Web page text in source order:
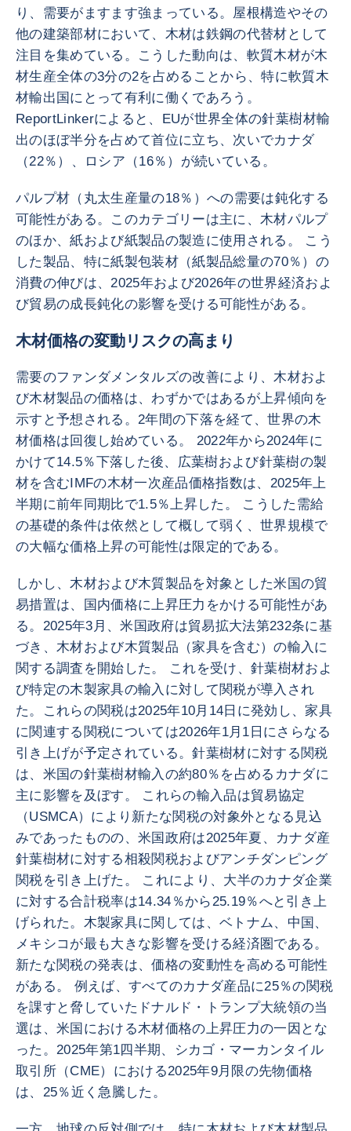
り、需要がますます強まっている。屋根構造やその
他の建築部材において、木材は鉄鋼の代替材として
注目を集めている。こうした動向は、軟質木材が木
材生産全体の3分の2を占めることから、特に軟質木
材輸出国にとって有利に働くであろう。
ReportLinkerによると、EUが世界全体の針葉樹材輸
出のほぼ半分を占めて首位に立ち、次いでカナダ
（22％）、ロシア（16％）が続いている。
パルプ材（丸太生産量の18％）への需要は鈍化する
可能性がある。このカテゴリーは主に、木材パルプ
のほか、紙および紙製品の製造に使用される。 こう
した製品、特に紙製包装材（紙製品総量の70％）の
消費の伸びは、2025年および2026年の世界経済およ
び貿易の成長鈍化の影響を受ける可能性がある。
木材価格の変動リスクの高まり
需要のファンダメンタルズの改善により、木材およ
び木材製品の価格は、わずかではあるが上昇傾向を
示すと予想される。2年間の下落を経て、世界の木
材価格は回復し始めている。 2022年から2024年に
かけて14.5％下落した後、広葉樹および針葉樹の製
材を含むIMFの木材一次産品価格指数は、2025年上
半期に前年同期比で1.5％上昇した。 こうした需給
の基礎的条件は依然として概して弱く、世界規模で
の大幅な価格上昇の可能性は限定的である。
しかし、木材および木質製品を対象とした米国の貿
易措置は、国内価格に上昇圧力をかける可能性があ
る。2025年3月、米国政府は貿易拡大法第232条に基
づき、木材および木質製品（家具を含む）の輸入に
関する調査を開始した。 これを受け、針葉樹材およ
び特定の木製家具の輸入に対して関税が導入され
た。これらの関税は2025年10月14日に発効し、家具
に関連する関税については2026年1月1日にさらなる
引き上げが予定されている。針葉樹材に対する関税
は、米国の針葉樹材輸入の約80％を占めるカナダに
主に影響を及ぼす。 これらの輸入品は貿易協定
（USMCA）により新たな関税の対象外となる見込
みであったものの、米国政府は2025年夏、カナダ産
針葉樹材に対する相殺関税およびアンチダンピング
関税を引き上げた。 これにより、大半のカナダ企業
に対する合計税率は14.34％から25.19％へと引き上
げられた。木製家具に関しては、ベトナム、中国、
メキシコが最も大きな影響を受ける経済圏である。
新たな関税の発表は、価格の変動性を高める可能性
がある。 例えば、すべてのカナダ産品に25％の関税
を課すと脅していたドナルド・トランプ大統領の当
選は、米国における木材価格の上昇圧力の一因とな
った。2025年第1四半期、シカゴ・マーカンタイル
取引所（CME）における2025年9月限の先物価格
は、25％近く急騰した。